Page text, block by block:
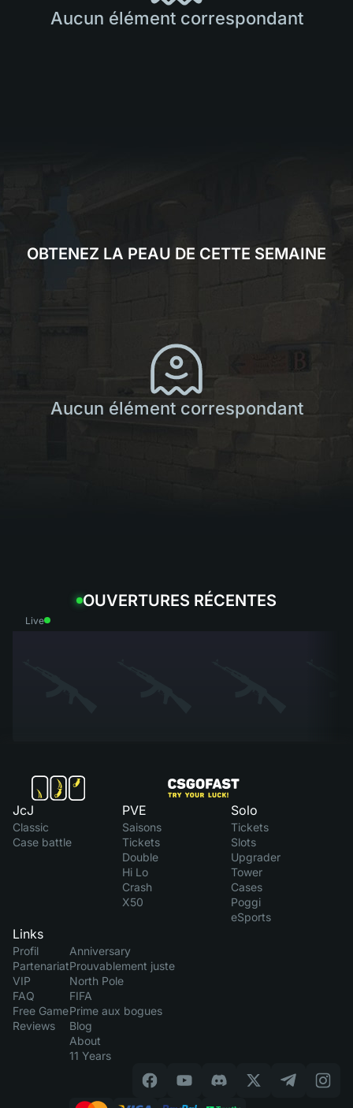
Aucun élément correspondant
OBTENEZ LA PEAU DE CETTE SEMAINE
Aucun élément correspondant
OUVERTURES RÉCENTES
Live
JcJ
Classic
Case battle
PVE
Saisons
Tickets
Double
Hi Lo
Crash
X50
Solo
Tickets
Slots
Upgrader
Tower
Cases
Poggi
eSports
Links
Profil
Partenariat
VIP
FAQ
Free Game
Reviews
Anniversary
Prouvablement juste
North Pole
FIFA
Prime aux bogues
Blog
About
11 Years